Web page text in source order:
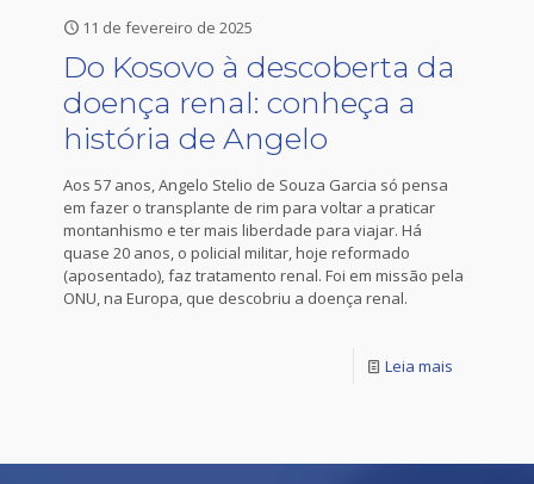
11 de fevereiro de 2025
Do Kosovo à descoberta da
doença renal: conheça a
história de Angelo
Aos 57 anos, Angelo Stelio de Souza Garcia só pensa
em fazer o transplante de rim para voltar a praticar
montanhismo e ter mais liberdade para viajar. Há
quase 20 anos, o policial militar, hoje reformado
(aposentado), faz tratamento renal. Foi em missão pela
ONU, na Europa, que descobriu a doença renal.
Leia mais